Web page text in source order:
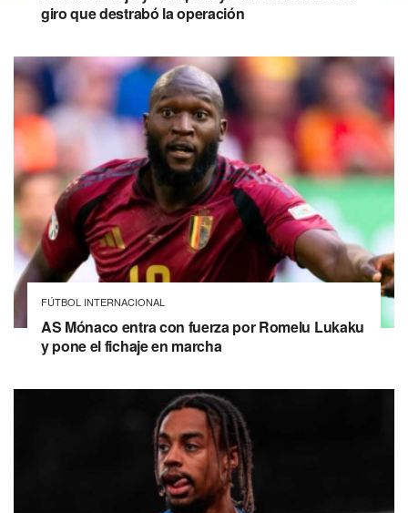
giro que destrabó la operación
FÚTBOL INTERNACIONAL
AS Mónaco entra con fuerza por Romelu Lukaku
y pone el fichaje en marcha